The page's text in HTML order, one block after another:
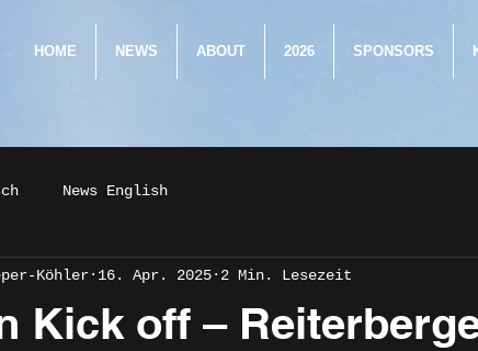
HOME NEWS ABOUT 2026 SPONSORS
News English
Kick off –
Köhler 16. Apr. 2025 2 Min. Lesezeit